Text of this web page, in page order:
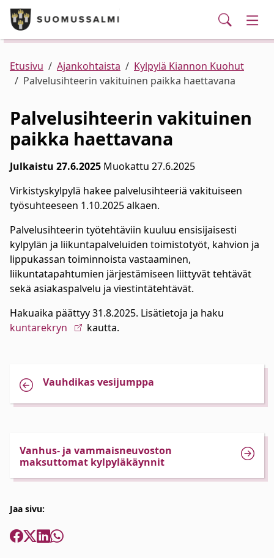
Siirry pääsisältöön
Puhelinluettelo/yhteystiedot
Palvelut
Ajankohtaista
Verkkokauppa
Haku
Kunta ja hallinto
Asuminen ja ympäristö
Elinvoima
Kulttuuri, vapaa-aika ja nuoret
Etusivu Ajankohtaista
Kylpylä Kiannon Kuohut
Palvelusihteerin vakituinen paikka haettavana
Palvelusihteerin vakituinen
paikka haettavana
Julkaistu 27.6.2025 Muokattu 27.6.2025
Virkistyskylpylä hakee palvelusihteeriä vakituiseen
työsuhteeseen 1.10.2025 alkaen.
Palvelusihteerin työtehtäviin kuuluu ensisijaisesti
kylpylän ja liikuntapalveluiden toimistotyöt, kahvion ja
lippukassan toiminnoista vastaaminen,
liikuntatapahtumien järjestämiseen liittyvät tehtävät
sekä asiakaspalvelu ja viestintätehtävät.
Hakuaika päättyy 31.8.2025. Lisätietoja ja haku
kuntarekryn
kautta.
Vauhdikas vesijumppa
Vanhus- ja vammaisneuvoston
maksuttomat kylpyläkäynnit
Jaa sivu: